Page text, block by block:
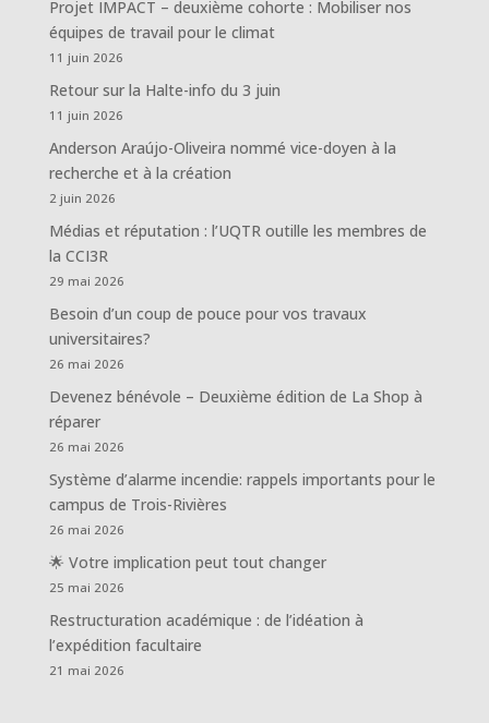
Projet IMPACT – deuxième cohorte : Mobiliser nos
équipes de travail pour le climat
11 juin 2026
Retour sur la Halte-info du 3 juin
11 juin 2026
Anderson Araújo-Oliveira nommé vice-doyen à la
recherche et à la création
2 juin 2026
Médias et réputation : l’UQTR outille les membres de
la CCI3R
29 mai 2026
Besoin d’un coup de pouce pour vos travaux
universitaires?
26 mai 2026
Devenez bénévole – Deuxième édition de La Shop à
réparer
26 mai 2026
Système d’alarme incendie: rappels importants pour le
campus de Trois-Rivières
26 mai 2026
🌟 Votre implication peut tout changer
25 mai 2026
Restructuration académique : de l’idéation à
l’expédition facultaire
21 mai 2026